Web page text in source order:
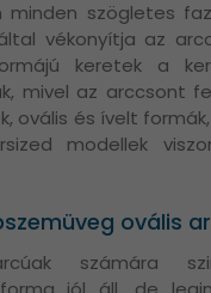
minden szögletes
vékonyítja az
keretek a
mivel az arccsont
ovális és ívelt
modellek
ovális
számára